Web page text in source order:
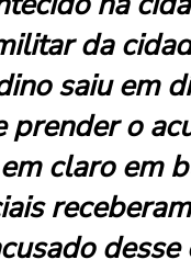
da
saiu em
o
claro em
desse